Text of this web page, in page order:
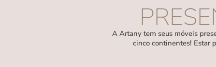
A Artany tem seus móveis
cinco continentes! Estar